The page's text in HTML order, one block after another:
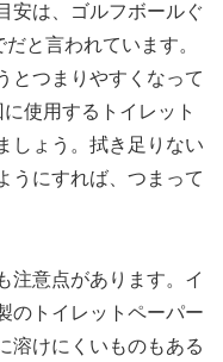
安は、ゴルフボールぐ
と言われています。
とつまりやすくなって
使用するトイレット
しょう。拭き足りない
うにすれば、つまって
注意点があります。イ
のトイレットペーパー
溶けにくいものもある